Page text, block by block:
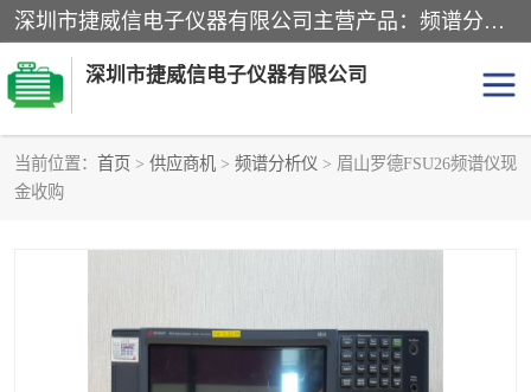
深圳市捷威信电子仪器有限公司主营产品：频谱分析仪.信号发生器.网络分析仪.音频分析仪，示波器，电源，音频分析仪。综合测试仪。蓝牙测试仪等
深圳市捷威信电子仪器有限公司
当前位置： 首页 > 供应商机 > 频谱分析仪 > 眉山罗德FSU26频谱仪现
金收购
探头
信号源